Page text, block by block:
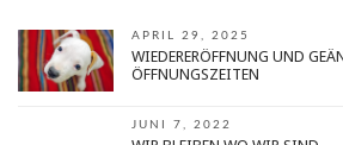
APRIL 29, 2025
WIEDERERÖFFNUNG UND
ÖFFNUNGSZEITEN
JUNI 7, 2022